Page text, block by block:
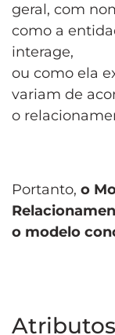
geral, com
como a
interage,
ou como ela
variam de
o
Portanto, o
o modelo